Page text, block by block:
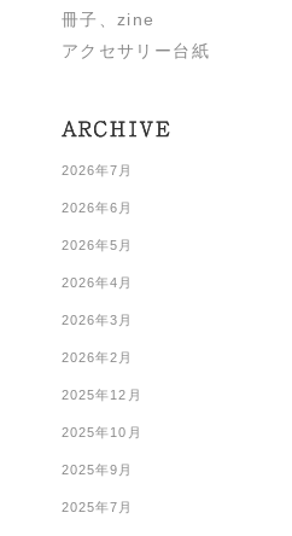
冊子、zine
アクセサリー台紙
2026年7月
2026年6月
2026年5月
2026年4月
2026年3月
2026年2月
2025年12月
2025年10月
2025年9月
2025年7月